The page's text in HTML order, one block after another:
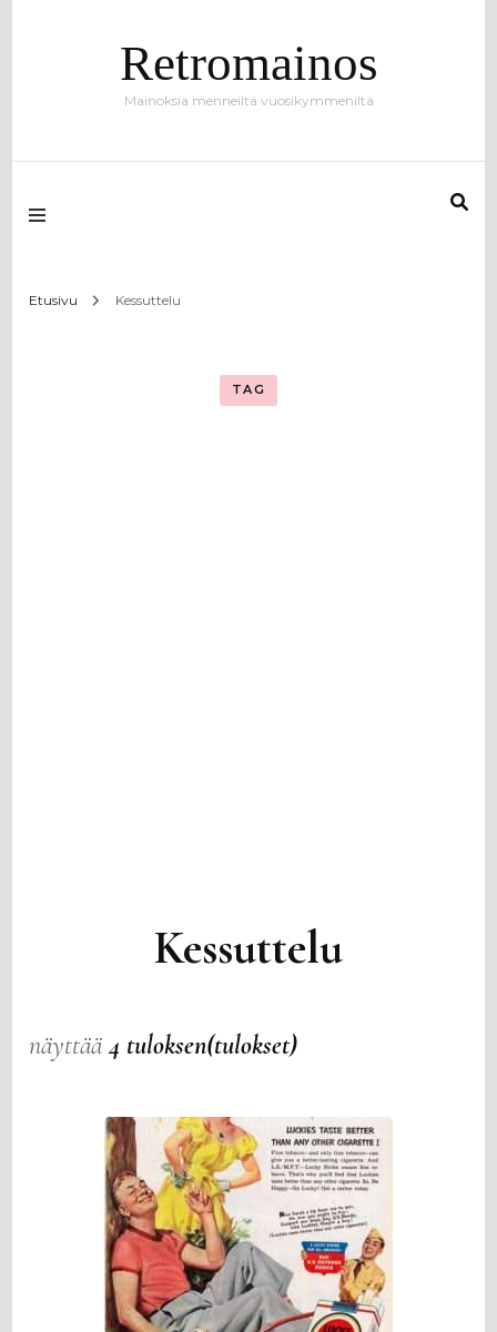
Retromainos
Mainoksia menneiltä vuosikymmeniltä
Etusivu Kessuttelu
TAG
Kessuttelu
näyttää4 tuloksen(tulokset)